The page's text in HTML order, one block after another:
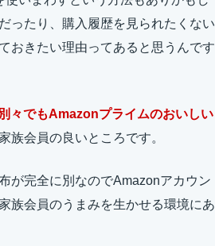
ったり、購入履歴を見られたくない
おきたい理由ってあると思うんです
々でもAmazonプライムのおいしい
族会員の良いところです。
が完全に別なのでAmazonアカウン
族会員のうまみを生かせる環境にあ